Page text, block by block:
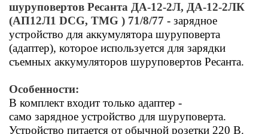
шуруповертов Ресанта ДА-12-2Л, ДА-12-2ЛК
(АП12Л1 DCG, TMG ) 71/8/77 - зарядное
устройство для аккумулятора шуруповерта
(адаптер), которое используется для зарядки
съемных аккумуляторов шуруповертов Ресанта.
Особенности:
В комплект входит только адаптер -
само зарядное устройство для шуруповерта.
Устройство питается от обычной розетки 220 В.